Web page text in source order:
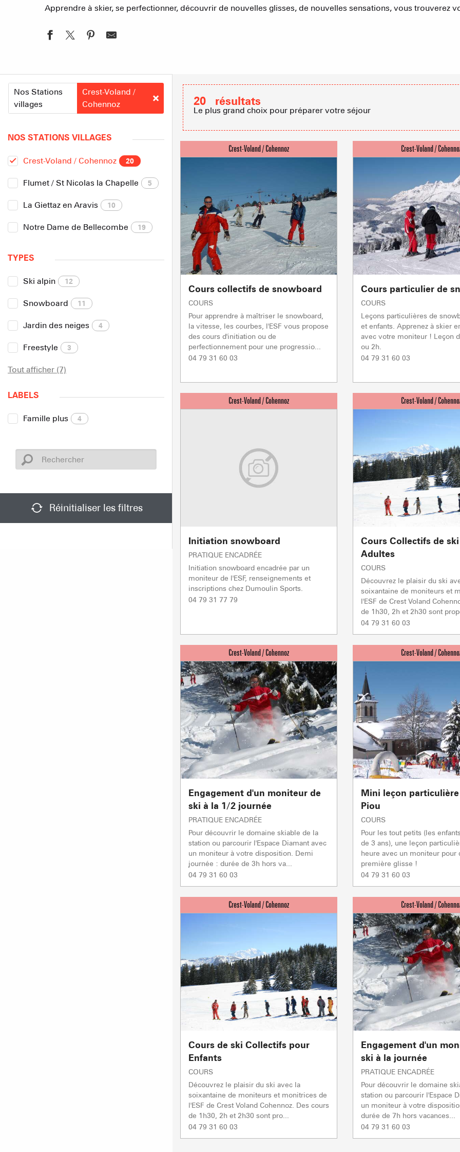
LA
Atteindre
PRODUCTEURS
Refuges et
Agences
Association
Sommet du Torraz
Lachat- 1650m
Val d Arly
sommet- 2069m
Flumet- 1030m
REMONTÉES
7/8
PORTES DU MONT-BLANC
mécaniques
1/1 Autres
TC BEAUREGARD En
TSF RAVINE
En
CAISSE
JAILLET(MEGEVE)
En
TC de la Logère En
TSD Mont Rond En
Flumet
0/1 Remontées mécaniques
Mise à jour : 06 août 2026 - 07:58
Apprendre à skier, se perfectionner, découvrir de nouvelles glisses, de nouvelles sensations, vous trouverez
Nos Stations
villages
Crest-Voland /
Cohennoz
NOS STATIONS VILLAGES
Crest-Voland / Cohennoz 20
Flumet / St Nicolas la Chapelle 5
La Giettaz en Aravis 10
Notre Dame de Bellecombe 19
TYPES
Ski alpin 12
Snowboard 11
Jardin des neiges 4
Freestyle 3
Tout afficher (7)
LABELS
Famille plus 4
Réinitialiser les filtres
20 résultats
Le plus grand choix pour préparer votre séjour
Cours collectifs de snowboard
COURS
Pour apprendre à maîtriser le snowboard,
la vitesse, les courbes, l'ESF vous propose
des cours d'initiation ou de
perfectionnement pour une progressio...
04 79 31 60 03
Cours particulier de
COURS
Leçons particulières de
et enfants. Apprenez à skier
avec votre moniteur ! Leçon
ou 2h.
04 79 31 60 03
Initiation snowboard
PRATIQUE ENCADRÉE
Initiation snowboard encadrée par un
moniteur de l'ESF, renseignements et
inscriptions chez Dumoulin Sports.
04 79 31 77 79
Cours Collectifs de
Adultes
COURS
Découvrez le plaisir du ski
soixantaine de moniteurs et
l'ESF de Crest Voland
de 1h30, 2h et 2h30 sont
04 79 31 60 03
Engagement d'un moniteur de
ski à la 1/2 journée
PRATIQUE ENCADRÉE
Pour découvrir le domaine skiable de la
station ou parcourir l'Espace Diamant avec
un moniteur à votre disposition. Demi
journée : durée de 3h hors va...
04 79 31 60 03
Mini leçon
Piou
COURS
Pour les tout petits (les
de 3 ans), une leçon
heure avec un moniteur pour
première glisse !
04 79 31 60 03
Cours de ski Collectifs pour
Enfants
COURS
Découvrez le plaisir du ski avec la
soixantaine de moniteurs et monitrices de
l'ESF de Crest Voland Cohennoz. Des cours
de 1h30, 2h et 2h30 sont pro...
04 79 31 60 03
Engagement d'un
ski à la journée
PRATIQUE ENCADRÉE
Pour découvrir le domaine
station ou parcourir l'Espace
un moniteur à votre
durée de 7h hors vacances...
04 79 31 60 03